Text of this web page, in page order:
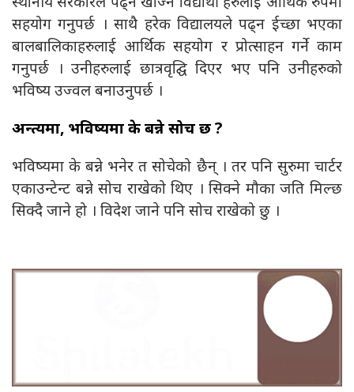
सहयोग गनुपर्छ । साथै हरेक विद्यालयले पढ्न ईच्छा भएका
बालबालिकाहरुलाई आर्थिक सहयोग र प्रोत्साहन गर्ने काम
गनुपर्छ । उनीहरुलाई छात्रवृद्घि दिएर भए पनि उनीहरुको
भविष्य उज्वल बनाउनुपर्छ ।
अन्त्यमा, भविष्यमा के बन्ने सोच छ ?
भविष्यमा के बन्ने भनेर त सोचेको छैन् । तर पनि सुरुमा चार्टर
एकाउन्टेन्ट बन्ने सोच राखेको थिए । सिक्ने मौका जति मिल्छ
सिक्दै जाने हो । विदेश जाने पनि सोच राखेको छु ।